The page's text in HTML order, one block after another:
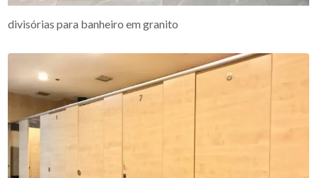
divisórias para banheiro em granito